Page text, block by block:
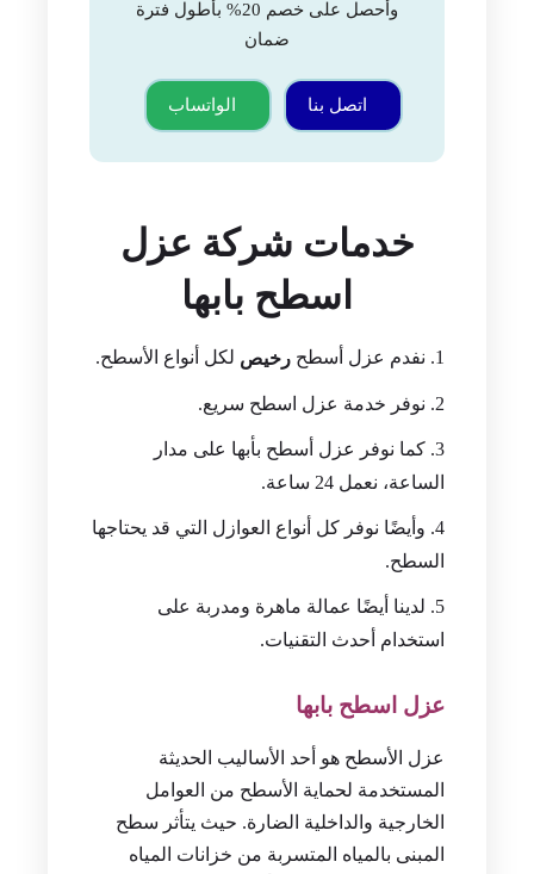
وأحصل على خصم 20% بأطول فترة
ضمان
اتصل بنا الواتساب
خدمات شركة عزل
اسطح بابها
نفدم عزل أسطح رخيص لكل أنواع الأسطح.
نوفر خدمة عزل اسطح سريع.
كما نوفر عزل أسطح بأبها على مدار
الساعة، نعمل 24 ساعة.
وأيضًا نوفر كل أنواع العوازل التي قد يحتاجها
السطح.
لدينا أيضًا عمالة ماهرة ومدربة على
استخدام أحدث التقنيات.
عزل اسطح بابها
عزل الأسطح هو أحد الأساليب الحديثة
المستخدمة لحماية الأسطح من العوامل
الخارجية والداخلية الضارة. حيث يتأثر سطح
المبنى بالمياه المتسربة من خزانات المياه